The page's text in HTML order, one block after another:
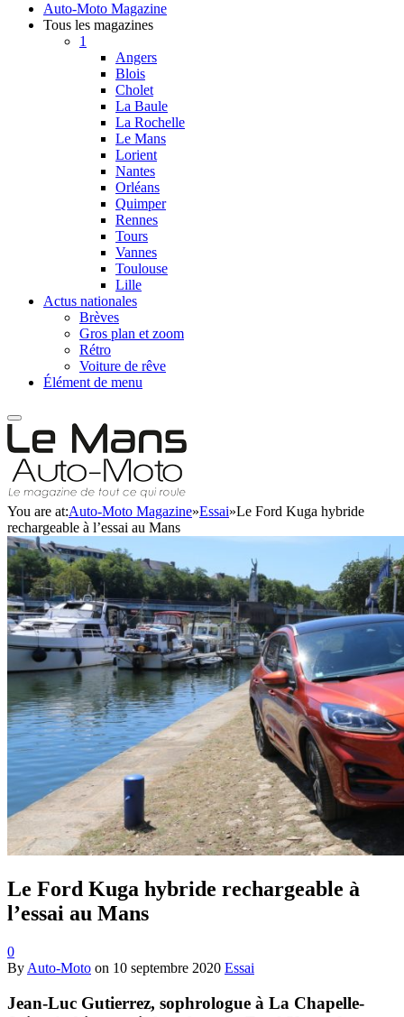
Auto-Moto Magazine
Tous les magazines
1
Angers
Blois
Cholet
La Baule
La Rochelle
Le Mans
Lorient
Nantes
Orléans
Quimper
Rennes
Tours
Vannes
Toulouse
Lille
Actus nationales
Brèves
Gros plan et zoom
Rétro
Voiture de rêve
Élément de menu
You are at:Auto-Moto Magazine»Essai»Le Ford Kuga hybride
rechargeable à l’essai au Mans
Le Ford Kuga hybride rechargeable à
l’essai au Mans
0
By Auto-Moto on 10 septembre 2020 Essai
Jean-Luc Gutierrez, sophrologue à La Chapelle-